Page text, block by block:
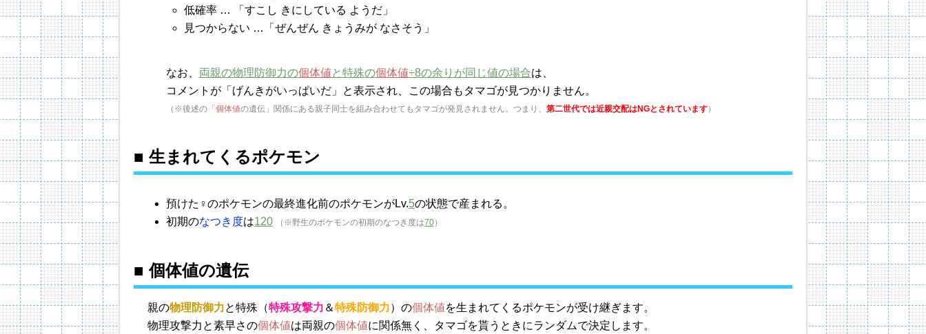
低確率 … 「すこし きにしている ようだ」
見つからない …「ぜんぜん きょうみが なさそう」
なお、 両親の物理防御力の個体値 と特殊の個体値÷8の余りが同じ値の場合は、
コメントが「げんきがいっぱいだ」と表示され、この場合もタマゴが見つかりません。
（※後述の「 個体値の遺伝」関係にある親子同士を組み合わせてもタマゴが発見されません。つまり、 第二世代では近親交配はNGとされています）
■ 生まれてくるポケモン
預けた♀のポケモンの最終進化前のポケモンがLv.5の状態で産まれる。
初期のなつき度は120 （※野生のポケモンの初期のなつき度は70）
■ 個体値の遺伝
親の物理防御力と特殊（特殊攻撃力 ＆特殊防御力）の個体値を生まれてくるポケモンが受け継ぎます。
物理攻撃力と素早さの個体値は両親の個体値に関係無く、タマゴを貰うときにランダムで決定します。